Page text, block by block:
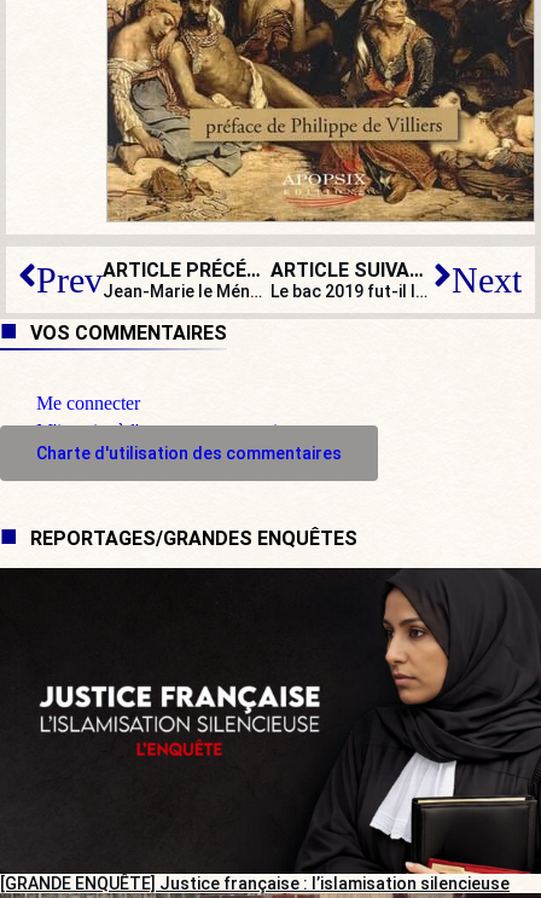
Prev ARTICLE PRÉCÉDENT
Jean-Marie le Méné : « Je pense que Vincent Lambert n’est pas mort, il a été tué »
ARTICLE SUIVANT
Le bac 2019 fut-il le « bac de la honte » ? Next
VOS COMMENTAIRES
Me connecter
M'inscrire à l'espace commentaire
Charte d'utilisation des commentaires
REPORTAGES/GRANDES ENQUÊTES
[GRANDE ENQUÊTE] Justice française : l’islamisation silencieuse